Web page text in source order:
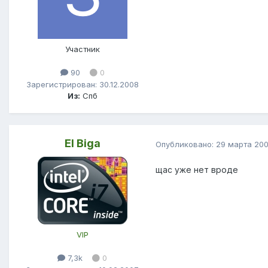
Участник
90
0
Зарегистрирован: 30.12.2008
Из: Спб
El Biga
VIP
7,3k
0
Опубликовано: 29 марта
щас уже нет вроде